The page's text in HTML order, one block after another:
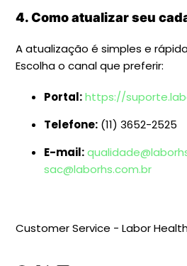
4. Como atualizar seu
A atualização é simples e
Escolha o canal que preferir:
Portal: https://
Telefone: (11) 3652-2525
E-mail:
sac@laborhs.com.br
Customer Service - Labor